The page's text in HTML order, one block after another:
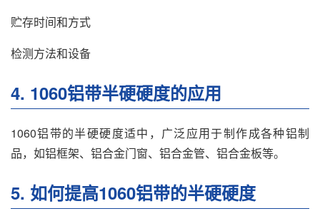
贮存时间和方式
检测方法和设备
4. 1060铝带半硬硬度的应用
1060铝带的半硬硬度适中，广泛应用于制作成各种铝制
品，如铝框架、铝合金门窗、铝合金管、铝合金板等。
5. 如何提高1060铝带的半硬硬度